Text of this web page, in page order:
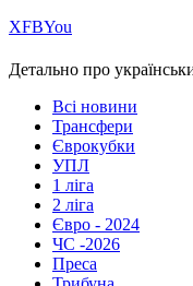
ХFBYou
Детально про
Всі новини
Трансфери
Єврокубки
УПЛ
1 ліга
2 ліга
Євро - 2024
ЧС -2026
Преса